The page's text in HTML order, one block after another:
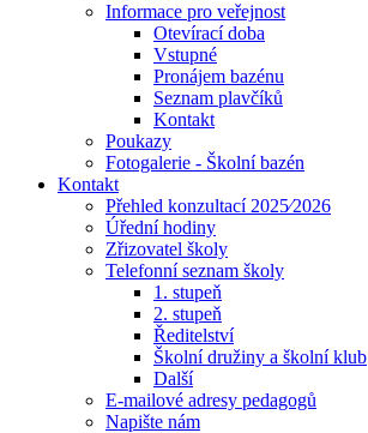
Informace pro veřejnost
Otevírací doba
Vstupné
Pronájem bazénu
Seznam plavčíků
Kontakt
Poukazy
Fotogalerie - Školní bazén
Kontakt
Přehled konzultací 2025⁄2026
Úřední hodiny
Zřizovatel školy
Telefonní seznam školy
1. stupeň
2. stupeň
Ředitelství
Školní družiny a školní klub
Další
E-mailové adresy pedagogů
Napište nám